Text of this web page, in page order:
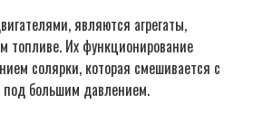
являются агрегаты,
топливе. Их функционирование
солярки, которая смешивается с
под большим давлением.